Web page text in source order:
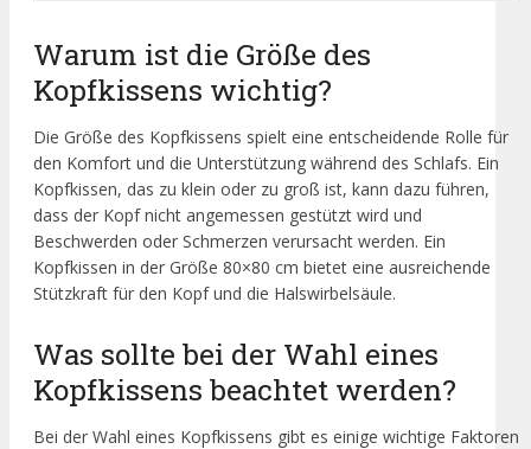
Warum ist die Größe des
Kopfkissens wichtig?
Die Größe des Kopfkissens spielt eine entscheidende Rolle für
den Komfort und die Unterstützung während des Schlafs. Ein
Kopfkissen, das zu klein oder zu groß ist, kann dazu führen,
dass der Kopf nicht angemessen gestützt wird und
Beschwerden oder Schmerzen verursacht werden. Ein
Kopfkissen in der Größe 80×80 cm bietet eine ausreichende
Stützkraft für den Kopf und die Halswirbelsäule.
Was sollte bei der Wahl eines
Kopfkissens beachtet werden?
Bei der Wahl eines Kopfkissens gibt es einige wichtige Faktoren